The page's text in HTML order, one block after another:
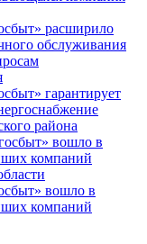
расширило
обслуживания
гарантирует
района
вошло в
компаний
вошло в
компаний